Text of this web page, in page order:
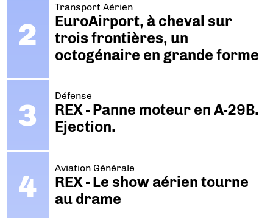
Transport Aérien
EuroAirport, à cheval sur
trois frontières, un
octogénaire en grande forme
Défense
REX - Panne moteur en A-29B.
Ejection.
Aviation Générale
REX - Le show aérien tourne
au drame